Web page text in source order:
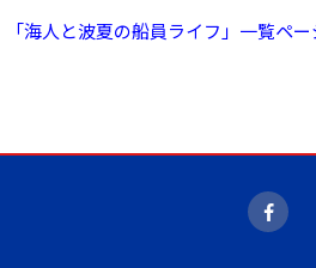
「海人と波夏の船員ライフ」一覧ペ